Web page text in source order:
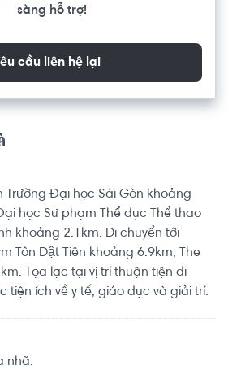
sàng hỗ trợ!
cầu liên hệ lại
Trường Đại học Sài Gòn khoảng
học Sư phạm Thể dục Thể thao
khoảng 2.1km. Di chuyển tới
Tôn Dật Tiên khoảng 6.9km, The
Tọa lạc tại vị trí thuận tiện di
tiện ích về y tế, giáo dục và giải trí.
nhã.